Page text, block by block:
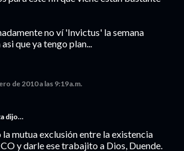
no ví 'Invictus' la semana
que ya tengo plan...
de 2010 a las 9:19 a.m.
dijo…
la mutua exclusión entre la existencia
y darle ese trabajito a Dios, Duende.